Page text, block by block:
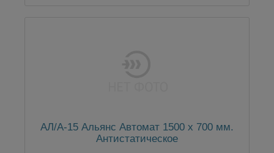
АЛ/А-15 Альянс Автомат 1500 x 700 мм.
Антистатическое